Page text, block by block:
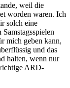
weil die
worden waren. Ich
solch eine
mich geben kann,
und das
halten, wenn nur
ARD-